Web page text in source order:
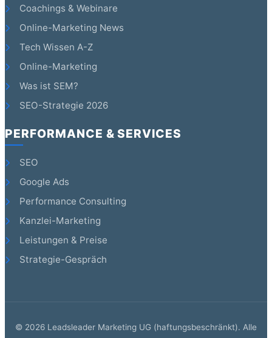
Coachings & Webinare
Online-Marketing News
Tech Wissen A-Z
Online-Marketing
Was ist SEM?
SEO-Strategie 2026
PERFORMANCE & SERVICES
SEO
Google Ads
Performance Consulting
Kanzlei-Marketing
Leistungen & Preise
Strategie-Gespräch
© 2026 Leadsleader Marketing UG (haftungsbeschränkt). Alle